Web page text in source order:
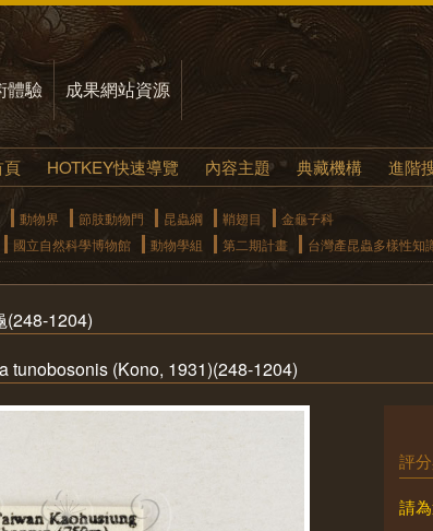
體驗 成果網站資源
HOTKEY快速導覽 內容主題 典藏機構 進階
動物界 節肢動物門 昆蟲綱 鞘翅目
金龜子科
國立自然科學博物館
動物學組 第二期計畫 台灣產昆蟲多樣性知
(248-1204)
tunobosonis (Kono, 1931)(248-1204)
評
請